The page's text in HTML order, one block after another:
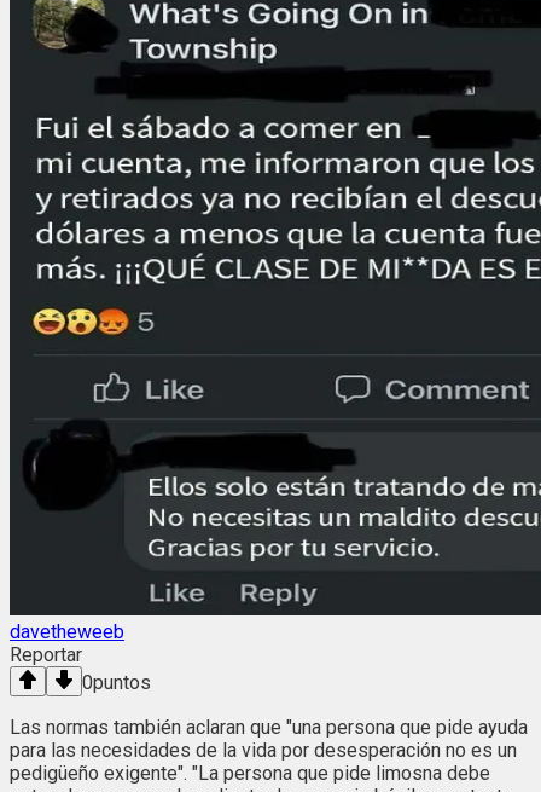
davetheweeb
Reportar
0puntos
Las normas también aclaran que "una persona que pide ayuda
para las necesidades de la vida por desesperación no es un
pedigüeño exigente". "La persona que pide limosna debe